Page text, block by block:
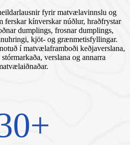
fyrir matvælavinnslu og
ferskar kínverskar núðlur, hraðfrystar
dumplings, frosnar dumplings,
kjöt- og grænmetisfyllingar.
í matvælaframboði keðjaverslana,
verslana og annarra
+